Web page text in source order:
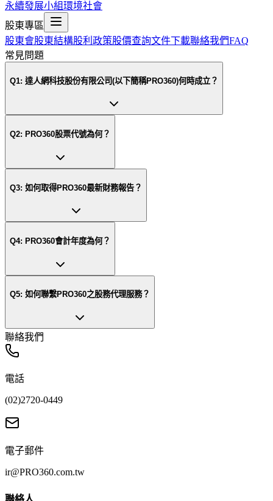
永續發展小組環境社會
股東專區
股東會股東結構股利政策股價查詢文件下載聯絡我們FAQ
常見問題
Q1: 達人網科技股份有限公司(以下簡稱PRO360)何時成立？
Q2: PRO360股票代號為何？
Q3: 如何取得PRO360最新財務報告？
Q4: PRO360會計年度為何？
Q5: 如何聯繫PRO360之股務代理服務？
聯絡我們
電話
(02)2720-0449
電子郵件
ir@PRO360.com.tw